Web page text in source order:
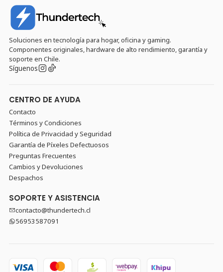
Soluciones en tecnología para hogar, oficina y gaming.
Componentes originales, hardware de alto rendimiento, garantía y
soporte en Chile.
Síguenos
CENTRO DE AYUDA
Contacto
Términos y Condiciones
Política de Privacidad y Seguridad
Garantía de Píxeles Defectuosos
Preguntas Frecuentes
Cambios y Devoluciones
Despachos
SOPORTE Y ASISTENCIA
contacto@thundertech.cl
56953587091